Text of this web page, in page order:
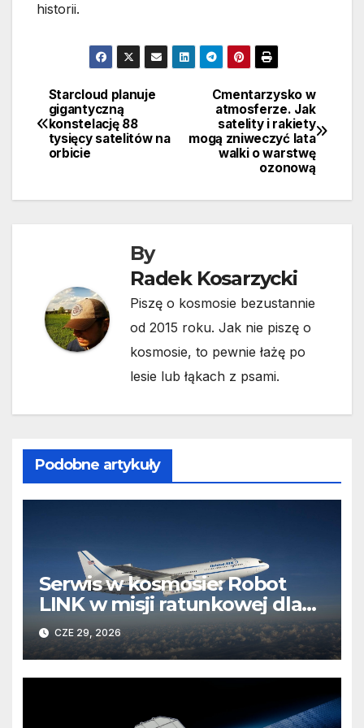
historii.
Nawigacja
wpisu
Cmentarzysko w
atmosferze. Jak
satelity i rakiety
mogą zniweczyć lata
walki o warstwę
ozonową
Starcloud planuje
gigantyczną
konstelację 88
tysięcy satelitów na
orbicie
By
Radek Kosarzycki
Piszę o kosmosie bezustannie
od 2015 roku. Jak nie piszę o
kosmosie, to pewnie łażę po
lesie lub łąkach z psami.
Podobne artykuły
Serwis w kosmosie: Robot
LINK w misji ratunkowej dla
obserwatorium Swift
CZE 29, 2026